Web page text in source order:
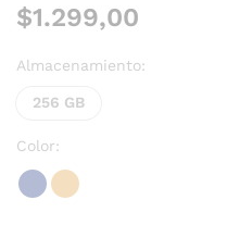
$1.299,00
Almacenamiento:
256 GB
Color: